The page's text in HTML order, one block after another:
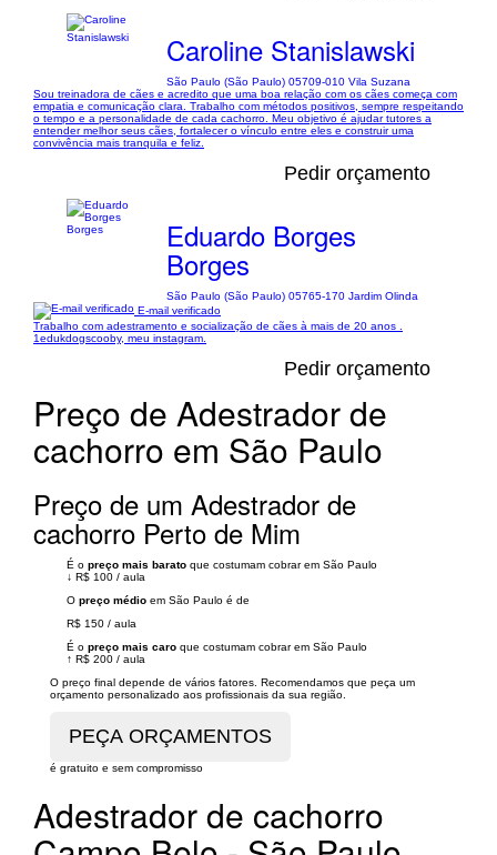
Caroline Stanislawski
São Paulo (São Paulo) 05709-010 Vila Suzana
Sou treinadora de cães e acredito que uma boa relação com os cães começa com
empatia e comunicação clara. Trabalho com métodos positivos, sempre respeitando
o tempo e a personalidade de cada cachorro. Meu objetivo é ajudar tutores a
entender melhor seus cães, fortalecer o vínculo entre eles e construir uma
convivência mais tranquila e feliz.
Pedir orçamento
Eduardo Borges
Borges
São Paulo (São Paulo) 05765-170 Jardim Olinda
E-mail verificado
Trabalho com adestramento e socialização de cães à mais de 20 anos .
1edukdogscooby, meu instagram.
Pedir orçamento
Preço de Adestrador de
cachorro em São Paulo
Preço de um Adestrador de
cachorro Perto de Mim
É o preço mais barato que costumam cobrar em São Paulo
↓ R$ 100 / aula
O preço médio em São Paulo é de
R$ 150 / aula
É o preço mais caro que costumam cobrar em São Paulo
↑ R$ 200 / aula
O preço final depende de vários fatores. Recomendamos que peça um
orçamento personalizado aos profissionais da sua região.
é gratuito e sem compromisso
Adestrador de cachorro